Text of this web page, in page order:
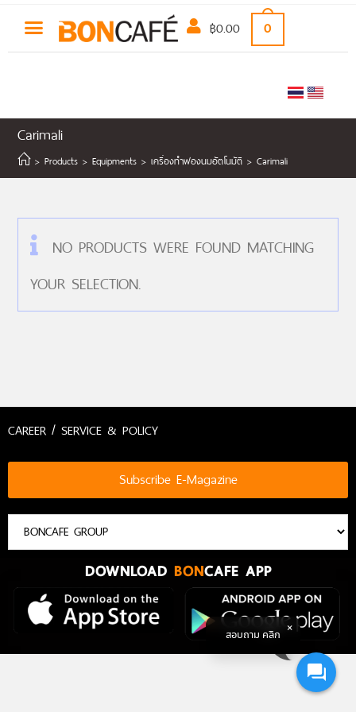
฿0.00 0
Carimali
> Products > Equipments > เครื่องทำฟองนมอัตโนมัติ > Carimali
NO PRODUCTS WERE FOUND MATCHING
YOUR SELECTION.
CAREER / SERVICE & POLICY
Subscribe E-Magazine
DOWNLOAD BONCAFE APP
สอบถาม คลิก